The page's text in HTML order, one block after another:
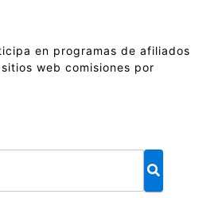
en programas de afiliados
web comisiones por